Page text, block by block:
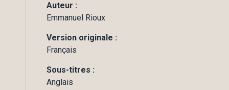
Auteur :
Emmanuel Rioux
Version originale :
Français
Sous-titres :
Anglais